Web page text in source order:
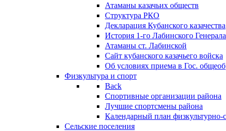
Атаманы казачьих обществ
Структура РКО
Декларация Кубанского казачества
История 1-го Лабинского
Атаманы ст. Лабинской
Cайт кубанского казачьего войска
Об условиях приема в Гос.
Физкультура и спорт
Back
Спортивные организации района
Лучшие спортсмены района
Календарный план
Сельские поселения